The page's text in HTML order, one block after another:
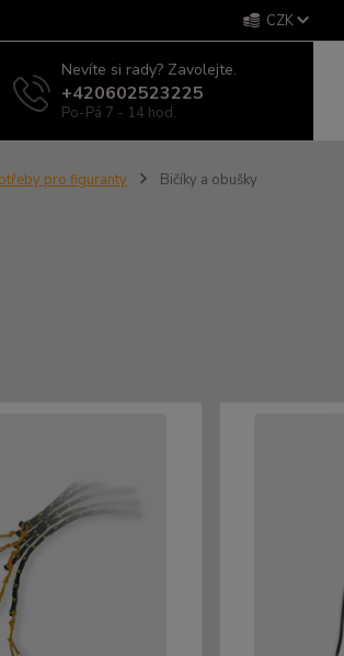
CZK
Nevíte si rady? Zavolejte.
+420602523225
Po-Pá 7 - 14 hod.
pro figuranty Bičíky a obušky